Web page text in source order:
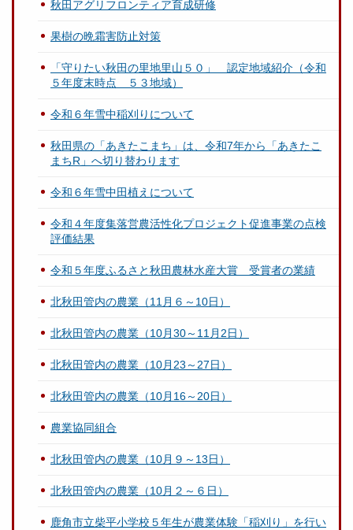
秋田アグリフロンティア育成研修
果樹の晩霜害防止対策
「守りたい秋田の里地里山５０」 認定地域紹介（令和
５年度末時点 ５３地域）
令和６年雪中稲刈りについて
秋田県の「あきたこまち」は、令和7年から「あきたこ
まちR」へ切り替わります
令和６年雪中田植えについて
令和４年度集落営農活性化プロジェクト促進事業の点検
評価結果
令和５年度ふるさと秋田農林水産大賞 受賞者の業績
北秋田管内の農業（11月６～10日）
北秋田管内の農業（10月30～11月2日）
北秋田管内の農業（10月23～27日）
北秋田管内の農業（10月16～20日）
農業協同組合
北秋田管内の農業（10月９～13日）
北秋田管内の農業（10月２～６日）
鹿角市立柴平小学校５年生が農業体験「稲刈り」を行い